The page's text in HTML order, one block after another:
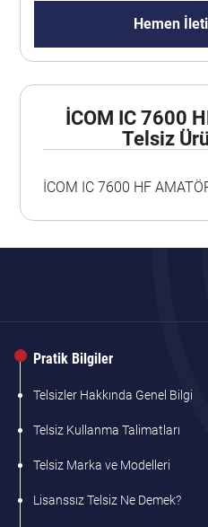
Hemen
İCOM IC 7600
Telsiz
İCOM IC 7600 HF
Pratik Bilgiler
Telsizler Hakkında Genel Bilgi
Telsiz Kullanma Talimatları
Telsiz Marka ve Modelleri
Lisanssız Telsiz Ne Demek?